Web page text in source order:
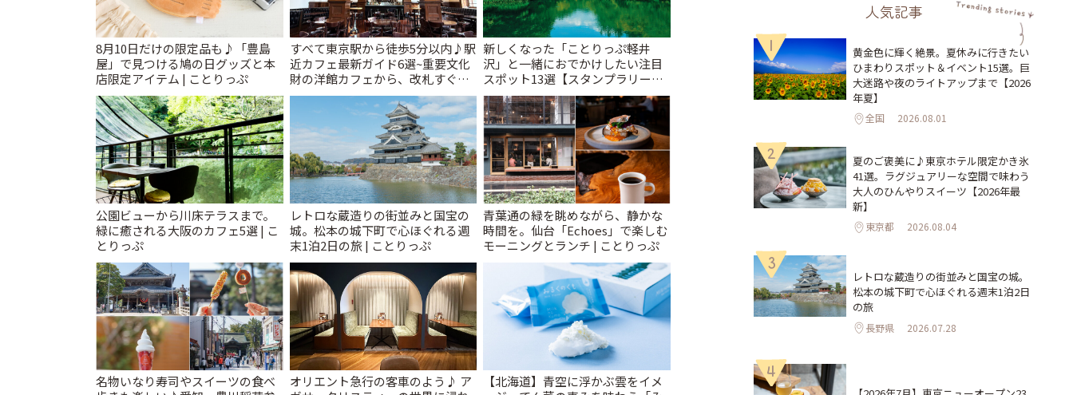
8月10日だけの限定品も♪「豊島
屋」で見つける鳩の日グッズと本
店限定アイテム | ことりっぷ
すべて東京駅から徒歩5分以内♪駅
近カフェ最新ガイド6選~重要文化
財の洋館カフェから、改札すぐの
レトロ喫茶まで~ | ことりっぷ
新しくなった「ことりっぷ軽井
沢」と一緒におでかけしたい注目
スポット13選【スタンプラリー開
催中】 | ことりっぷ
公園ビューから川床テラスまで。
緑に癒される大阪のカフェ5選 | こ
とりっぷ
レトロな蔵造りの街並みと国宝の
城。松本の城下町で心ほぐれる週
末1泊2日の旅 | ことりっぷ
青葉通の緑を眺めながら、静かな
時間を。仙台「Echoes」で楽しむ
モーニングとランチ | ことりっぷ
名物いなり寿司やスイーツの食べ
オリエント急行の客車のよう♪ ア
【北海道】青空に浮かぶ雲をイメ
人気記事
1
黄金色に輝く絶景。夏休みに行きたい
ひまわりスポット＆イベント15選。巨
大迷路や夜のライトアップまで【2026
年夏】
全国 2026.08.01
2
夏のご褒美に♪東京ホテル限定かき氷
41選。ラグジュアリーな空間で味わう
大人のひんやりスイーツ【2026年最
新】
東京都 2026.08.04
3
レトロな蔵造りの街並みと国宝の城。
松本の城下町で心ほぐれる週末1泊2日
の旅
長野県 2026.07.28
4